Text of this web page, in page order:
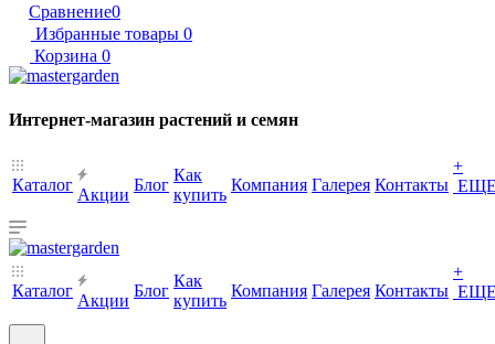
Сравнение0
Избранные товары 0
Корзина 0
Интернет-магазин растений и семян
Каталог
Акции
Блог
Как
купить
Компания Галерея Контакты
+
Каталог
Акции
Блог
Как
купить
Компания Галерея Контакты
+